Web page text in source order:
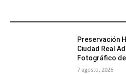
Preservación
Ciudad Real
Fotográfico
7 agosto, 2026